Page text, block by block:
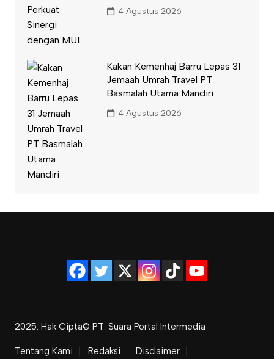
4 Agustus 2026
Kakan Kemenhaj Barru Lepas 31
Jemaah Umrah Travel PT
Basmalah Utama Mandiri
4 Agustus 2026
2025. Hak Cipta© PT. Suara Portal Intermedia
Tentang Kami Redaksi Disclaimer